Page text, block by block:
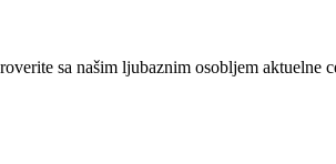
sa našim ljubaznim osobljem